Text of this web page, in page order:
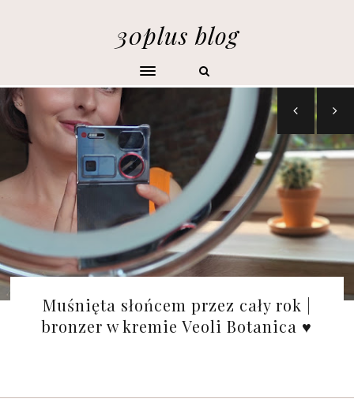
30plus blog
Muśnięta słońcem przez cały rok |
bronzer w kremie Veoli Botanica ♥